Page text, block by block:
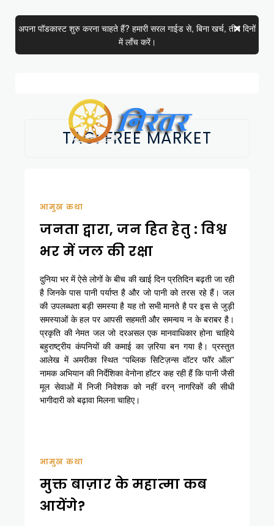
अपना पॉडकास्ट शुरु करना चाहते हैं? हमारी सरल गाईड से, बिना खर्च, तीन दिनों
में लाँच करें।
TAG:FREE MARKET
आमुख कथा
जनता द्वारा, जन हित हेतु : विश्व
भर में जल की रक्षा
दुनिया भर में ऐसे लोगों के बीच की खाई दिन प्रतिदिन बढ़ती जा रही
है जिनके पास पानी पर्याप्त है और जो पानी को तरस रहे हैं। जल
की उपलब्धता बड़ी समस्या है यह तो सभी मानते है पर इस से जुड़ी
समस्याओं के हल पर आपसी सहमती और समन्वय न के बराबर है।
प्रकृति की नेमत जल जो दरअसल एक मानवाधिकार होना चाहिये
बहुराष्ट्रीय कंपनियों की कमाई का ज़रिया बन गया है। प्रस्तुत
आलेख में अमरीका स्थित “पब्लिक सिटिज़न्स वॉटर फॉर ऑल”
नामक अभियान की निर्देशिका वेनोना हॉटर कह रही हैं कि पानी जैसी
मूल सेवाओं में निजी निवेशक को नहीं वरन् नागरिकों की सीधी
भागीदारी को बढ़ावा मिलना चाहिए।
आमुख कथा
मुक्त बाज़ार के महात्मा कब
आयेंगे?